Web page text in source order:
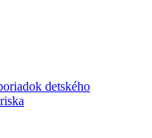
detského